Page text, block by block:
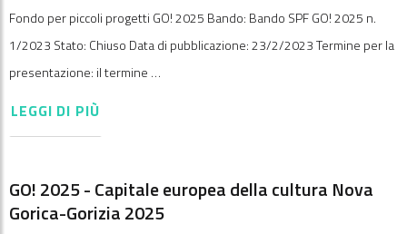
Fondo per piccoli progetti GO! 2025 Bando: Bando SPF GO! 2025 n.
1/2023 Stato: Chiuso Data di pubblicazione: 23/2/2023 Termine per la
presentazione: il termine …
LEGGI DI PIÙ
GO! 2025 - Capitale europea della cultura Nova
Gorica-Gorizia 2025